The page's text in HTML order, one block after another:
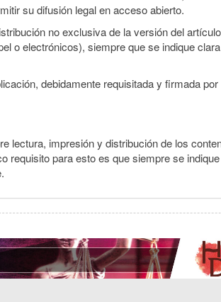
su difusión legal en acceso abierto.
no exclusiva de la versión del
o electrónicos), siempre que se indique
debidamente requisitada y firmada
lectura, impresión y distribución de los
requisito para esto es que siempre se